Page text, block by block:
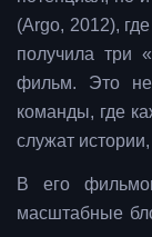
(Argo, 2012),
получила три
фильм. Это не
команды, где
служат
В его
масштабные